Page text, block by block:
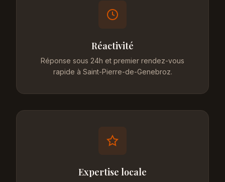
Réactivité
Réponse sous 24h et premier rendez-vous
rapide à Saint-Pierre-de-Genebroz.
Expertise locale